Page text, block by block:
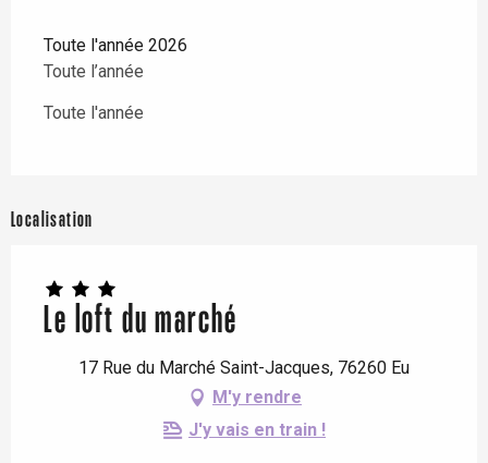
Toute l'année 2026
Toute l’année
Toute l'année
Localisation
Le loft du marché
17 Rue du Marché Saint-Jacques, 76260 Eu
M'y rendre
J'y vais en train !